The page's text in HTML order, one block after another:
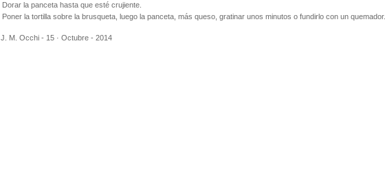
Dorar la panceta hasta que esté crujiente.
Poner la tortilla sobre la brusqueta, luego la panceta, más queso, gratinar unos minutos o fundirlo con un quemador.
J. M. Occhi - 15 · Octubre - 2014